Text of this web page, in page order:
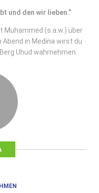
und den wir lieben.“
Muhammed (s.a.w.) über
Abend in Medina wirst du
Uhud wahrnehmen.